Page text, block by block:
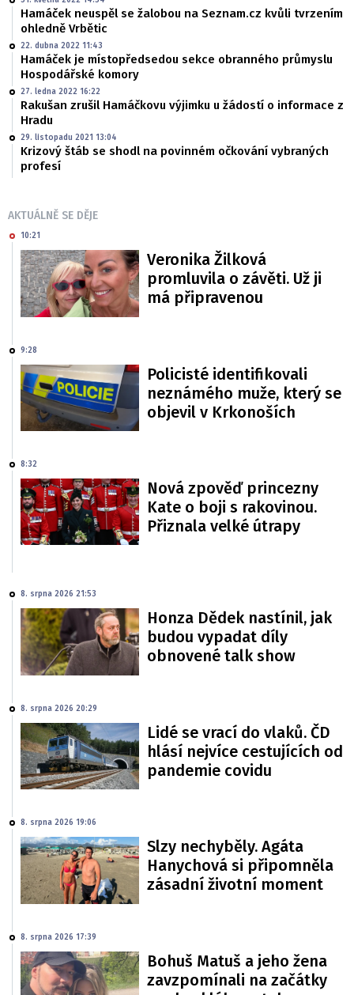
Hamáček neuspěl se žalobou na Seznam.cz kvůli tvrzením
ohledně Vrbětic
22. dubna 2022 11:43
Hamáček je místopředsedou sekce obranného průmyslu
Hospodářské komory
27. ledna 2022 16:22
Rakušan zrušil Hamáčkovu výjimku u žádostí o informace z
Hradu
29. listopadu 2021 13:04
Krizový štáb se shodl na povinném očkování vybraných
profesí
AKTUÁLNĚ SE DĚJE
10:21
Veronika Žilková
promluvila o závěti. Už ji
má připravenou
9:28
Policisté identifikovali
neznámého muže, který se
objevil v Krkonoších
8:32
Nová zpověď princezny
Kate o boji s rakovinou.
Přiznala velké útrapy
8. srpna 2026 21:53
Honza Dědek nastínil, jak
budou vypadat díly
obnovené talk show
8. srpna 2026 20:29
Lidé se vrací do vlaků. ČD
hlásí nejvíce cestujících od
pandemie covidu
8. srpna 2026 19:06
Slzy nechyběly. Agáta
Hanychová si připomněla
zásadní životní moment
8. srpna 2026 17:39
Bohuš Matuš a jeho žena
zavzpomínali na začátky